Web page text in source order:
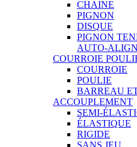
CHAINE
PIGNON
DISQUE
PIGNON
AUTO-
COURROIE
COURROIE
POULIE
BARREAU
ACCOUPLEMENT
SEMI-
ÉLASTIQUE
RIGIDE